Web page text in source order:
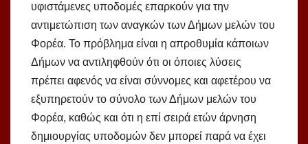
υφιστάμενες υποδομές επαρκούν για την
αντιμετώπιση των αναγκών των Δήμων μελών του
Φορέα. Το πρόβλημα είναι η απροθυμία κάποιων
Δήμων να αντιληφθούν ότι οι όποιες λύσεις
πρέπει αφενός να είναι σύννομες και αφετέρου να
εξυπηρετούν το σύνολο των Δήμων μελών του
Φορέα, καθώς και ότι η επί σειρά ετών άρνηση
δημιουργίας υποδομών δεν μπορεί παρά να έχει